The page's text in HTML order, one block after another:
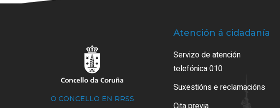
O CONCELLO EN RRSS
Atención á cidadanía
Servizo de atención
telefónica 010
Suxestións e reclamacións